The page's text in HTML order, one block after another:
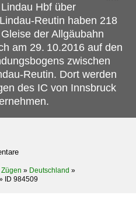
Hbf über
Reutin haben 218
der Allgäubahn
am 29. 10.2016 auf den
zwischen
Reutin. Dort werden
des IC von Innsbruck
» Deutschland »
ID 984509